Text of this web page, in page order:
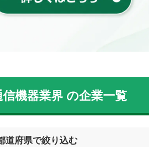
機器業界 の企業一覧
道府県で絞り込む